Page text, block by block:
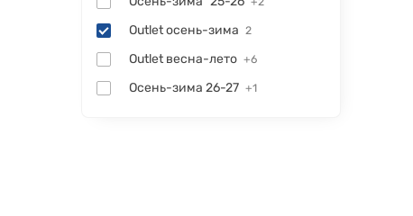
Outlet осень-зима 2
Outlet весна-лето +6
Осень-зима 26-27 +1